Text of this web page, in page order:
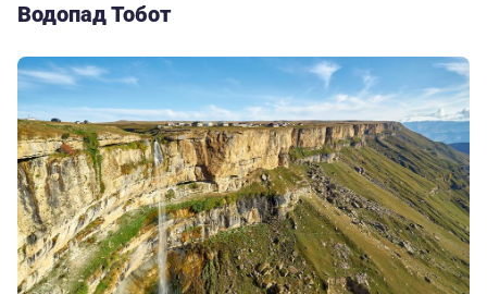
Водопад Тобот